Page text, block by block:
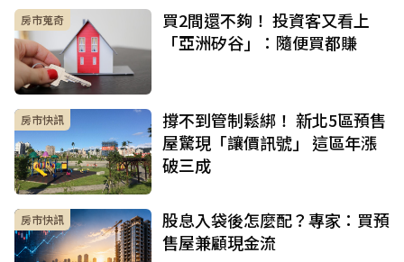
房市蒐奇
買2間還不夠！ 投資客又看上
「亞洲矽谷」：隨便買都賺
房市快訊
撐不到管制鬆綁！ 新北5區預售
屋驚現「讓價訊號」 這區年漲
破三成
房市快訊
股息入袋後怎麼配？專家：買預
售屋兼顧現金流